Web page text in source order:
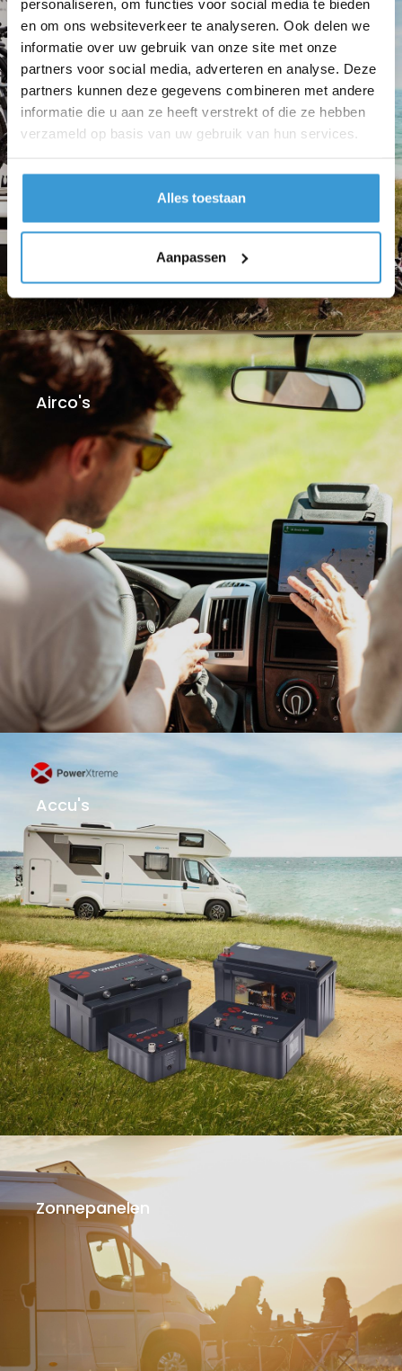
personaliseren, om functies voor social media te bieden
en om ons websiteverkeer te analyseren. Ook delen we
informatie over uw gebruik van onze site met onze
partners voor social media, adverteren en analyse. Deze
partners kunnen deze gegevens combineren met andere
informatie die u aan ze heeft verstrekt of die ze hebben
verzameld op basis van uw gebruik van hun services.
Alles toestaan
Aanpassen
Airco's
Accu's
Zonnepanelen